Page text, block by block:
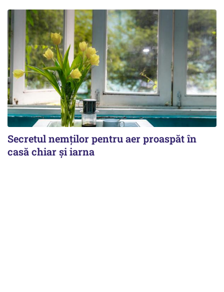
Secretul nemților pentru aer proaspăt în
casă chiar și iarna